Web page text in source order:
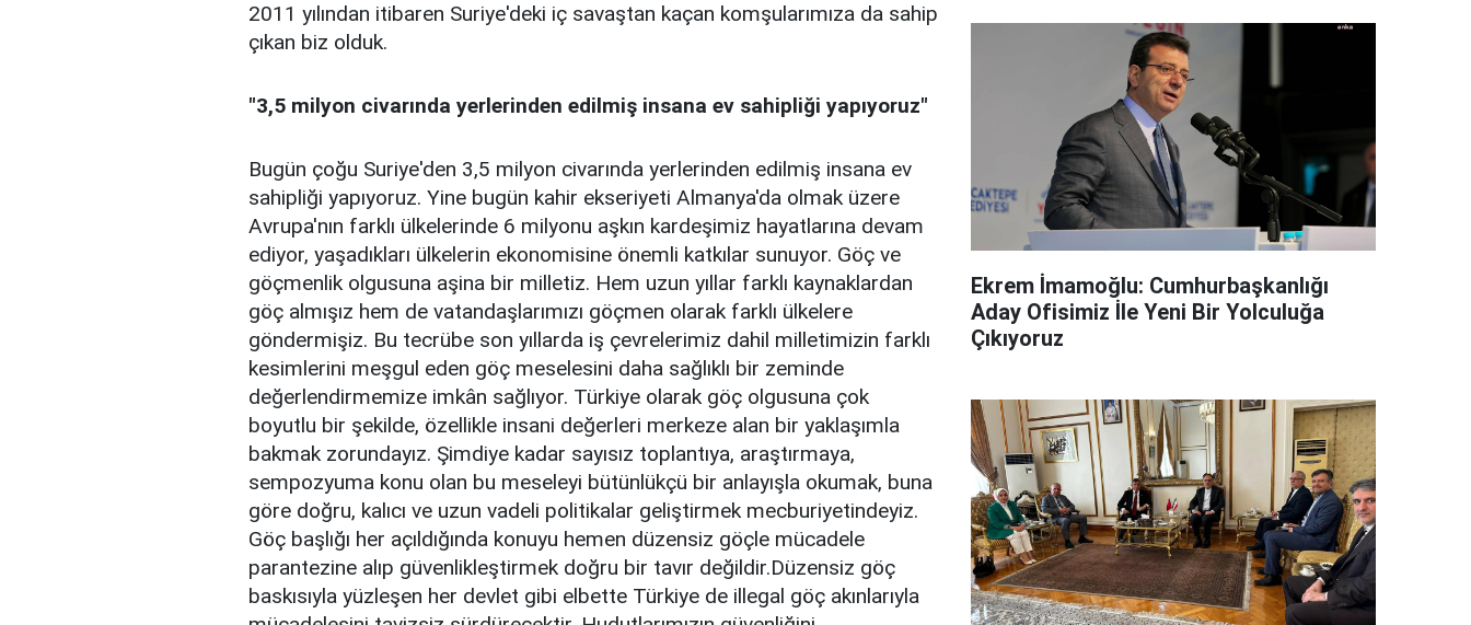
2011 yılından itibaren Suriye'deki iç savaştan kaçan komşularımıza da sahip
çıkan biz olduk.
"3,5 milyon civarında yerlerinden edilmiş insana ev sahipliği yapıyoruz"
Bugün çoğu Suriye'den 3,5 milyon civarında yerlerinden edilmiş insana ev
sahipliği yapıyoruz. Yine bugün kahir ekseriyeti Almanya'da olmak üzere
Avrupa'nın farklı ülkelerinde 6 milyonu aşkın kardeşimiz hayatlarına devam
ediyor, yaşadıkları ülkelerin ekonomisine önemli katkılar sunuyor. Göç ve
göçmenlik olgusuna aşina bir milletiz. Hem uzun yıllar farklı kaynaklardan
göç almışız hem de vatandaşlarımızı göçmen olarak farklı ülkelere
göndermişiz. Bu tecrübe son yıllarda iş çevrelerimiz dahil milletimizin farklı
kesimlerini meşgul eden göç meselesini daha sağlıklı bir zeminde
değerlendirmemize imkân sağlıyor. Türkiye olarak göç olgusuna çok
boyutlu bir şekilde, özellikle insani değerleri merkeze alan bir yaklaşımla
bakmak zorundayız. Şimdiye kadar sayısız toplantıya, araştırmaya,
sempozyuma konu olan bu meseleyi bütünlükçü bir anlayışla okumak, buna
göre doğru, kalıcı ve uzun vadeli politikalar geliştirmek mecburiyetindeyiz.
Göç başlığı her açıldığında konuyu hemen düzensiz göçle mücadele
parantezine alıp güvenlikleştirmek doğru bir tavır değildir.Düzensiz göç
baskısıyla yüzleşen her devlet gibi elbette Türkiye de illegal göç akınlarıyla
Ekrem İmamoğlu: Cumhurbaşkanlığı
Aday Ofisimiz İle Yeni Bir Yolculuğa
Çıkıyoruz